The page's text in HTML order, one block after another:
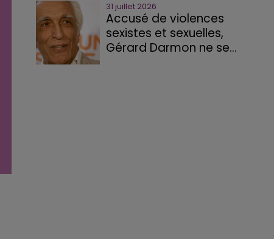
31 juillet 2026
Accusé de violences
sexistes et sexuelles,
Gérard Darmon ne se...